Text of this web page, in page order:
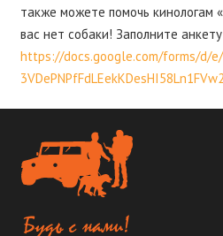
также можете помочь кинологам
вас нет собаки! Заполните
https://docs.google.com/forms/d/e/